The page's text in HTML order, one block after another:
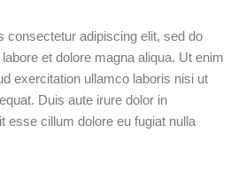
consectetur adipiscing elit, sed do
et dolore magna aliqua. Ut enim
exercitation ullamco laboris nisi ut
Duis aute irure dolor in
esse cillum dolore eu fugiat nulla